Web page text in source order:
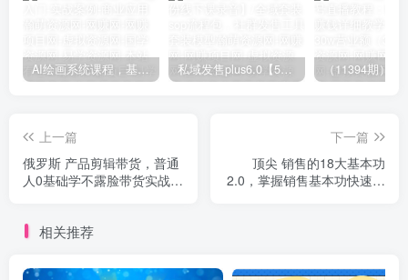
私域发售plus6.0【5月份线下课录音】/全域套装sop流程包，社群发售工具套装模型
上一篇
俄罗斯 产品剪辑带货，普通
人0基础学不露脸带货实战教
下一篇
顶尖 销售的18大基本功
2.0，掌握销售基本功快速成
相关推荐